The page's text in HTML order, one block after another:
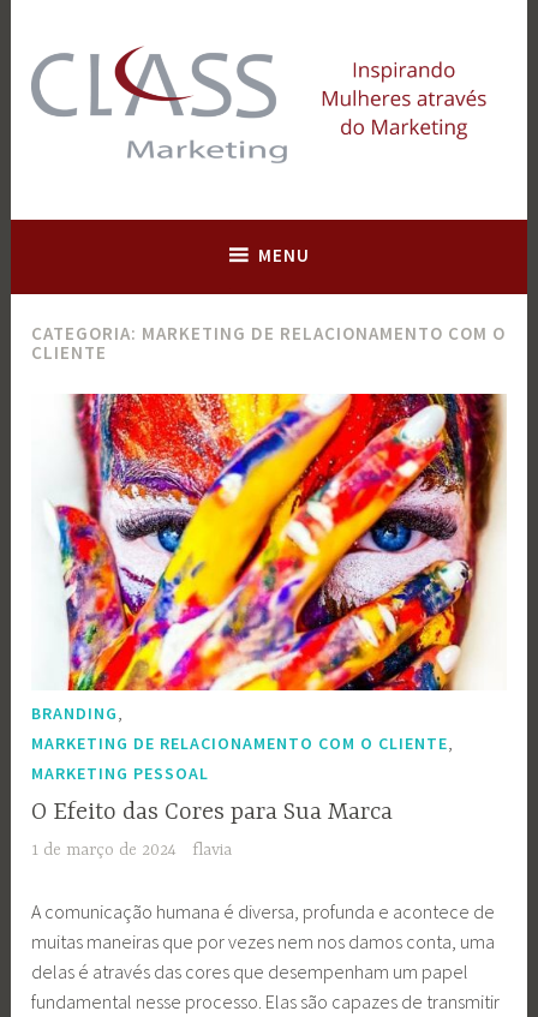
conteúdo
Marca
MENU
CATEGORIA: MARKETING DE RELACIONAMENTO COM O
CLIENTE
BRANDING,
MARKETING DE RELACIONAMENTO COM O CLIENTE,
MARKETING PESSOAL
O Efeito das Cores para Sua Marca
1 de março de 2024 flavia
A comunicação humana é diversa, profunda e acontece de
muitas maneiras que por vezes nem nos damos conta, uma
delas é através das cores que desempenham um papel
fundamental nesse processo. Elas são capazes de transmitir